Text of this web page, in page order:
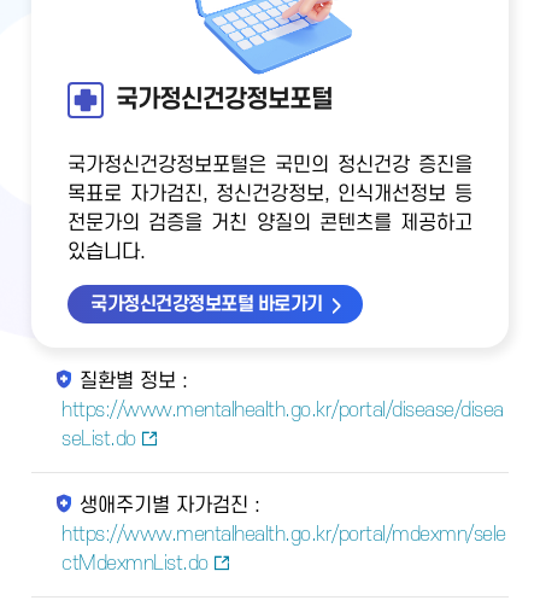
국가정신건강정보포털
국가정신건강정보포털은 국민의 정신건강 증진을
목표로 자가검진, 정신건강정보, 인식개선정보 등
전문가의 검증을 거친 양질의 콘텐츠를 제공하고
있습니다.
국가정신건강정보포털 바로가기
질환별 정보 :
https://www.mentalhealth.go.kr/portal/disease/disea
seList.do
생애주기별 자가검진 :
https://www.mentalhealth.go.kr/portal/mdexmn/sele
ctMdexmnList.do